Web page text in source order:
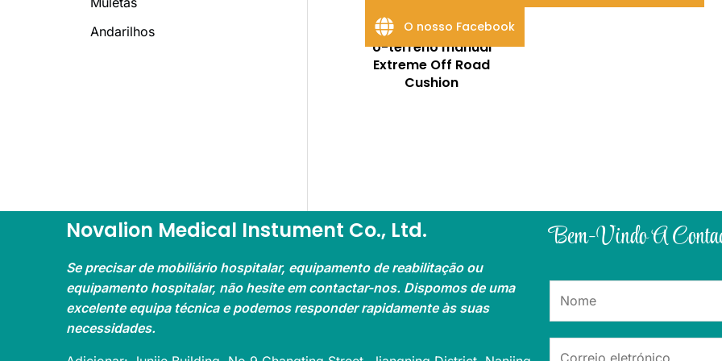
Andarilhos
com pneus todo-
o-terreno manual
Extreme Off Road
Cushion
Novalion Medical Instument Co., Ltd.
Se precisar de mobiliário hospitalar, equipamento de reabilitação ou
equipamento hospitalar, não hesite em contactar-nos. Dispomos de uma
excelente equipa técnica e podemos responder rapidamente às suas
necessidades.
Bem-Vindo A
O nosso Facebook